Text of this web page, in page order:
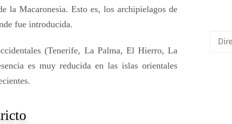
la Macaronesia. Esto es, los archipielagos de
fue introducida.
(Tenerife, La Palma, El Hierro, La
es muy reducida en las islas orientales